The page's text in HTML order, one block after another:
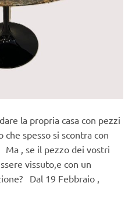
la propria casa con pezzi
spesso si scontra con
, se il pezzo dei vostri
vissuto,e con un
Dal 19 Febbraio ,